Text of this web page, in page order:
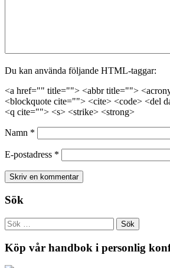
Du kan använda följande HTML-taggar:
<a href="" title=""> <abbr title="">
<blockquote cite=""> <cite> <code> <del
<q cite=""> <s> <strike> <strong>
Namn *
E-postadress *
Sök
Köp vår handbok i personlig